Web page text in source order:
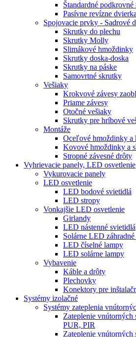
Štandardné
Pasívne revízne dvierka
Spojovacie prvky - Sadrové
Skrutky do plechu
Skrutky Molly
Slimákové hmoždinky
Skrutky doska-doska
Skrutky na páske
Samovrtné skrutky
Vešiaky
Krokvové závesy
Priame závesy
Otočné vešiaky
Skrutky pre hríbové
Montáže
Oceľové hmoždinky a
Kovové hmoždinky a
Stropné závesné drôty
Vyhrievacie panely, LED osvetlenie
Vykurovacie panely
LED osvetlenie
LED bodové svietidlá
LED stropy
Vonkajšie LED osvetlenie
Girlandy
LED nástenné svietidlá
Solárne LED
LED číselné lampy
LED solárne lampy
Vybavenie
Káble a drôty
Plechovky
Konektory pre
Systémy izolačné
Systémy zateplenia
Zateplenie vnútorných
PUR, PIR
Zateplenie vnútorných